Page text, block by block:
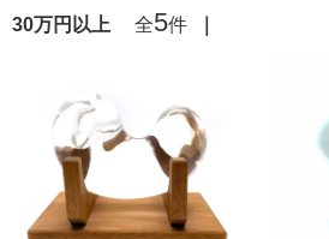
30万円以上 全5件